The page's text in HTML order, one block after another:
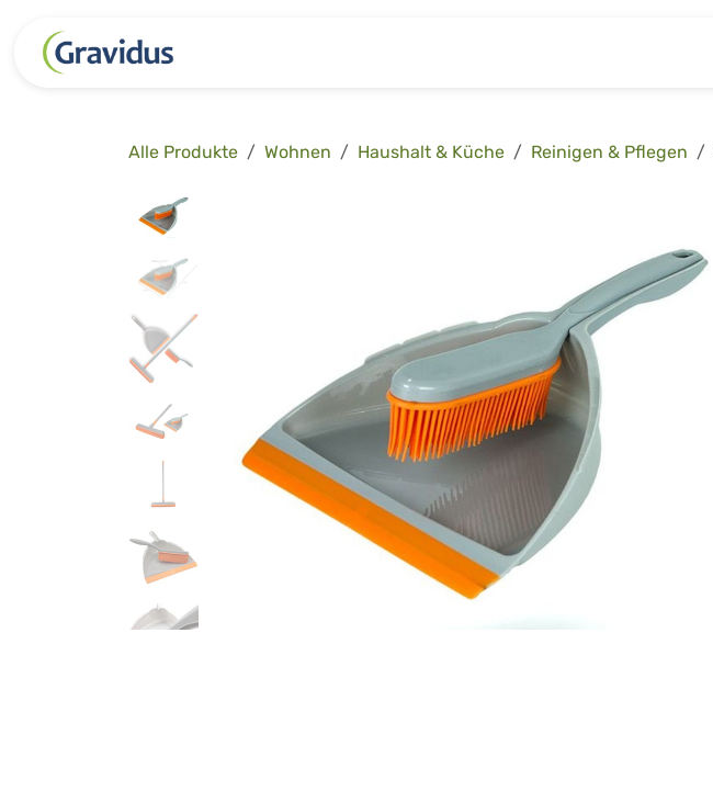
Alle Produkte Wohnen Haushalt & Küche Reinigen & Pflegen